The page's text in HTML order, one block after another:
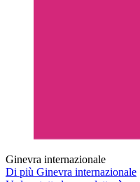
Ginevra internazionale
Di più Ginevra internazionale